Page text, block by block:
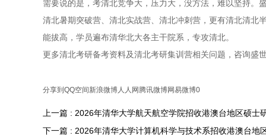
需要说的是，考清北竞争大，压力大，没方法，难以坚持。
清北暑期突破营、清北实战营、清北冲刺营，更有清北清北
能拔高，学员遍布清华北大各主干院系，专攻清北。
更多清北考研备考资料及清北考研集训营相关问题，咨询盛
分享到 QQ空间 新浪微博人人网 腾讯微博网易微博0
上一篇 : 2026年清华大学航天航空学院招收港澳台地区硕士
下一篇 : 2026年清华大学计算机科学与技术系招收港澳台地